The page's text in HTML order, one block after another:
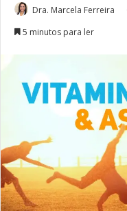
Dra. Marcela Ferreira
5 minutos para ler